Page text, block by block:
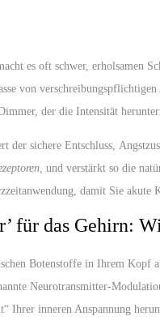
es oft schwer, erholsamen
von
der die Intensität
der sichere Entschluss,
, und verstärkt so die
damit Sie akute
für das Gehirn:
Botenstoffe in Ihrem
Neurotransmitter-
Ihrer inneren Anspannung